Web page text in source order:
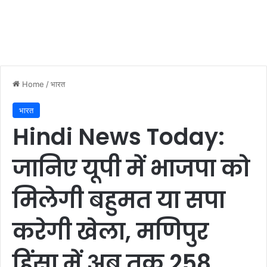
Home /भारत
भारत
Hindi News Today:
जानिए यूपी में भाजपा को
मिलेगी बहुमत या सपा
करेगी खेला, मणिपुर